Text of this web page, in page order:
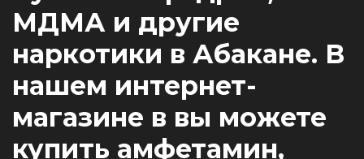
МДМА и другие
наркотики в Абакане. В
нашем интернет-
магазине в вы можете
купить амфетамин,